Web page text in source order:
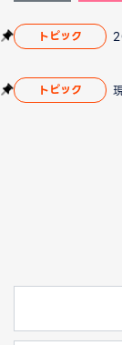
トピック
トピック